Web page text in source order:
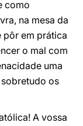
como
na mesa da
pôr em prática
o mal com
uma
os
A vossa